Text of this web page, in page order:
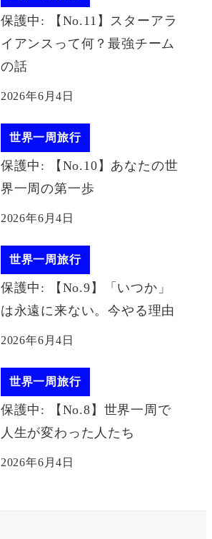
保護中: 【No.11】スターアラ
イアンスって何？最強チーム
の話
2026年6月4日
世界一周旅行
保護中: 【No.10】あなたの世
界一周の第一歩
2026年6月4日
世界一周旅行
保護中: 【No.9】「いつか」
は永遠に来ない。今やる理由
2026年6月4日
世界一周旅行
保護中: 【No.8】世界一周で
人生が変わった人たち
2026年6月4日